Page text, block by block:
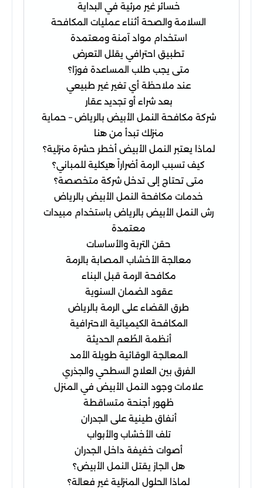
خسائر غير مرئية في البداية
السلامة والصحة أثناء عمليات المكافحة
استخدام مواد آمنة ومعتمدة
تطبيق احترافي يقلل التعرض
متى يجب طلب المساعدة فورًا؟
عند ملاحظة أي تغير غير طبيعي
بعد شراء أو تجديد عقار
شركة مكافحة النمل الأبيض بالرياض – حماية
منزلك تبدأ من هنا
لماذا يعتبر النمل الأبيض أخطر حشرة منزلية؟
كيف تسبب الرمة أضراراً هيكلية للمباني؟
متى تحتاج إلى تدخل شركة متخصصة؟
خدمات مكافحة النمل الأبيض بالرياض
رش النمل الأبيض بالرياض باستخدام مبيدات
معتمدة
حقن التربة والأساسات
معالجة الأخشاب المصابة بالرمة
مكافحة الرمة قبل البناء
عقود الضمان السنوية
طرق القضاء على الرمة بالرياض
المكافحة الكيميائية الاحترافية
أنظمة الطُعم الحديثة
المعالجة الوقائية طويلة الأمد
الفرق بين العلاج السطحي والجذري
علامات وجود النمل الأبيض في المنزل
ظهور أجنحة متساقطة
أنفاق طينية على الجدران
تلف الأخشاب والأبواب
أصوات خفيفة داخل الجدران
هل الجاز يقتل النمل الأبيض؟
لماذا الحلول المنزلية غير فعالة؟